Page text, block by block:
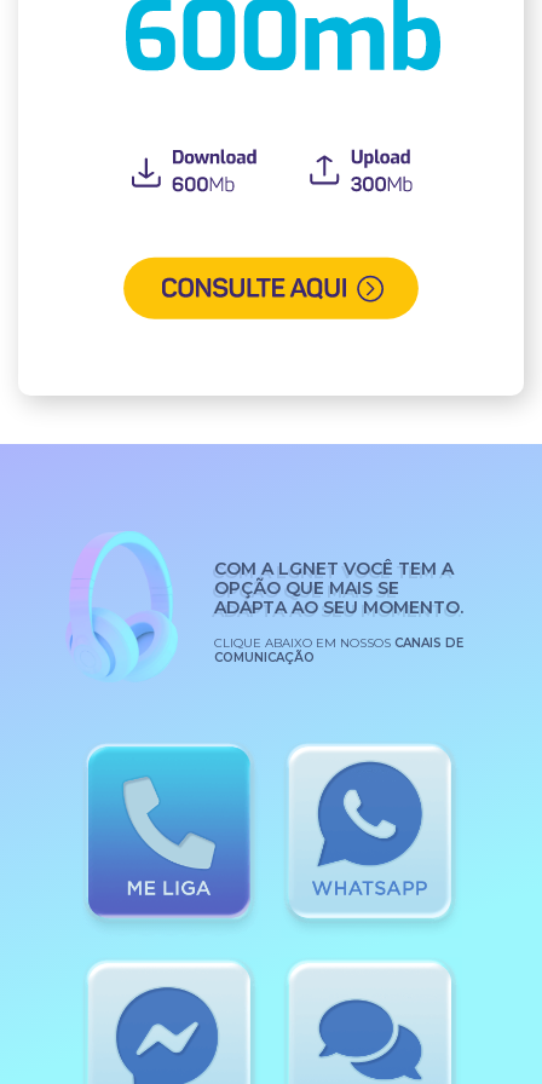
COM A LGNET VOCÊ TEM A
OPÇÃO QUE MAIS SE
ADAPTA AO SEU MOMENTO.
CLIQUE ABAIXO EM NOSSOSCANAIS DE
COMUNICAÇÃO